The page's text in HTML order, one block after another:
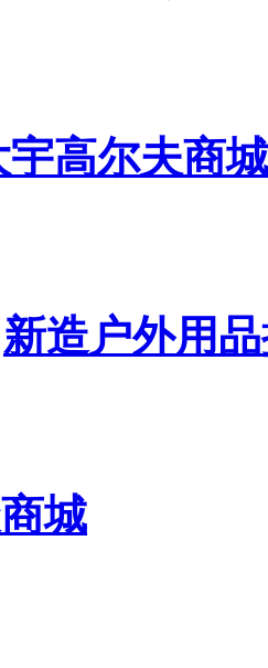
宇高尔夫商城
新造户外用
城